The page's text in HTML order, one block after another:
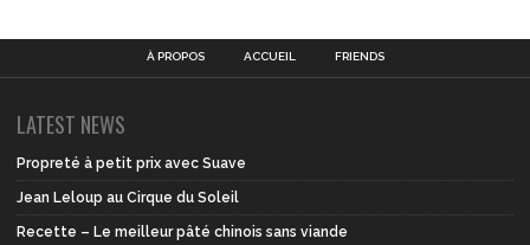
À PROPOS ACCUEIL FRIENDS
LATEST NEWS
Propreté à petit prix avec Suave
Jean Leloup au Cirque du Soleil
Recette – Le meilleur pâté chinois sans viande